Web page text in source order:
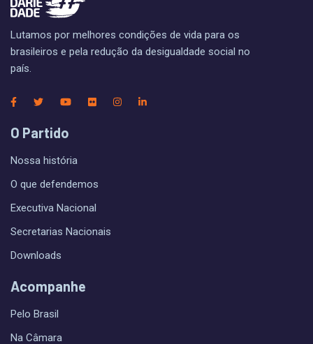
Lutamos por melhores condições de vida para os
brasileiros e pela redução da desigualdade social no
país.
O Partido
Nossa história
O que defendemos
Executiva Nacional
Secretarias Nacionais
Downloads
Acompanhe
Pelo Brasil
Na Câmara